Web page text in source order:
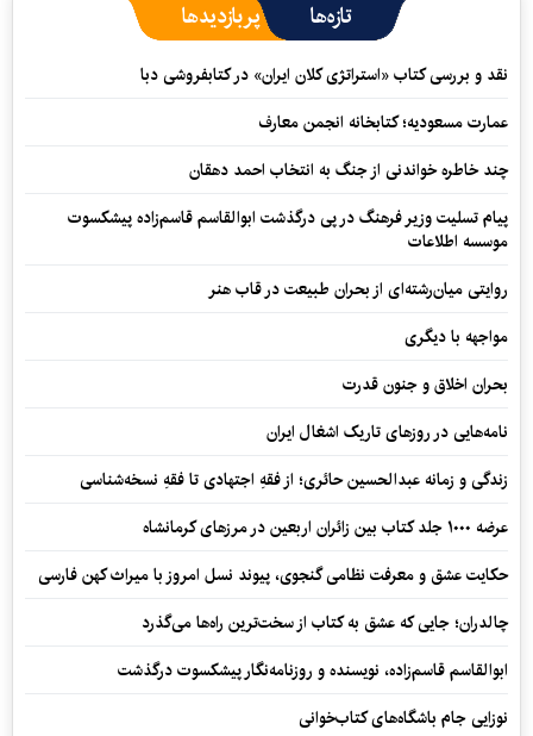
تازه‌ها پربازدیدها
نقد و بررسی کتاب «استراتژی کلان ایران» در کتابفروشی دبا
عمارت مسعودیه؛ کتابخانه انجمن معارف
چند خاطره خواندنی از جنگ به انتخاب احمد دهقان
پیام تسلیت وزیر فرهنگ در پی درگذشت ابوالقاسم قاسم‌زاده پیشکسوت
موسسه اطلاعات
روایتی میان‌رشته‌ای از بحران طبیعت در قاب هنر
مواجهه با دیگری
بحران اخلاق و جنون قدرت
نامه‌هایی در روزهای تاریک اشغال ایران
زندگی و زمانه عبدالحسین حائری؛ از فقهِ اجتهادی تا فقهِ نسخه‌شناسی
عرضه ۱۰۰۰ جلد کتاب بین زائران اربعین در مرزهای کرمانشاه
حکایت عشق و معرفت نظامی گنجوی، پیوند نسل امروز با میراث کهن فارسی
چالدران؛ جایی که عشق به کتاب از سخت‌ترین راه‌ها می‌گذرد
ابوالقاسم قاسم‌زاده، نویسنده و روزنامه‌نگار پیشکسوت درگذشت
نوزایی جام باشگاه‌های کتاب‌خوانی